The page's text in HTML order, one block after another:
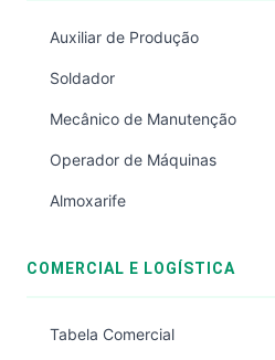
Auxiliar de Produção
Soldador
Mecânico de Manutenção
Operador de Máquinas
Almoxarife
COMERCIAL E LOGÍSTICA
Tabela Comercial